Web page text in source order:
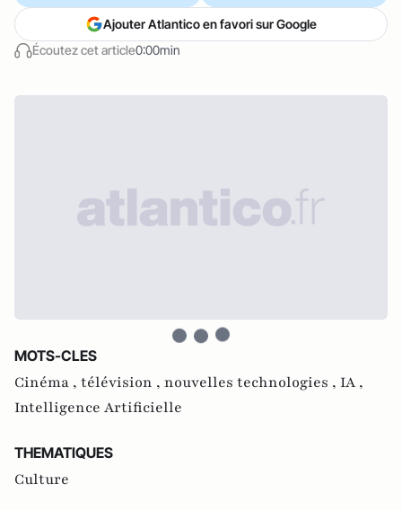
Écoutez cet article0:00min
Ajouter Atlantico en favori sur Google
MOTS-CLES
Cinéma , télévision , nouvelles technologies , IA ,
Intelligence Artificielle
THEMATIQUES
Culture